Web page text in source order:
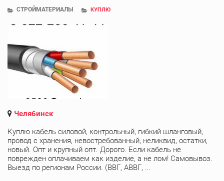
СТРОЙМАТЕРИАЛЫ КУПЛЮ
Челябинск
Куплю кабель силовой, контрольный, гибкий шланговый,
провод с хранения, невостребованный, неликвид, остатки,
новый. Опт и крупный опт. Дорого. Если кабель не
поврежден оплачиваем как изделие, а не лом! Самовывоз.
Выезд по регионам России. (ВВГ, АВВГ, ...